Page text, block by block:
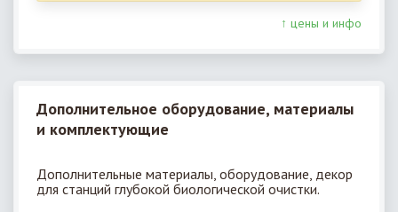
↑ цены и инфо
Дополнительное оборудование, материалы
и комплектующие
Дополнительные материалы, оборудование, декор
для станций глубокой биологической очистки.